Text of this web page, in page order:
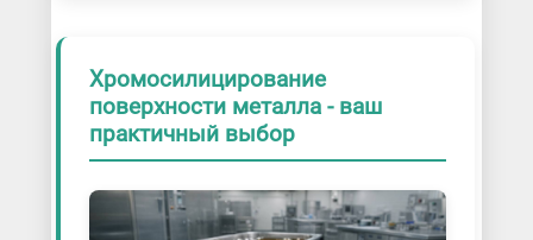
Хромосилицирование
поверхности металла - ваш
практичный выбор